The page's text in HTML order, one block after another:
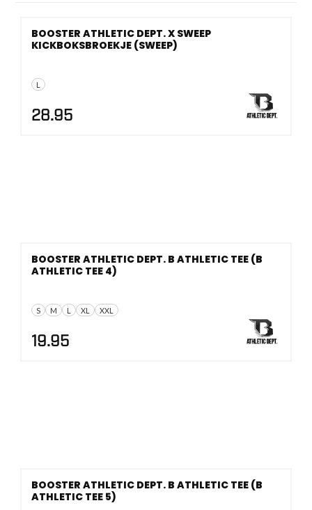
L
BOOSTER ATHLETIC DEPT. X SWEEP
KICKBOKSBROEKJE (SWEEP)
28.95
S M L XL XXL
BOOSTER ATHLETIC DEPT. B ATHLETIC TEE (B
ATHLETIC TEE 4)
19.95
BOOSTER ATHLETIC DEPT. B ATHLETIC TEE (B
ATHLETIC TEE 5)